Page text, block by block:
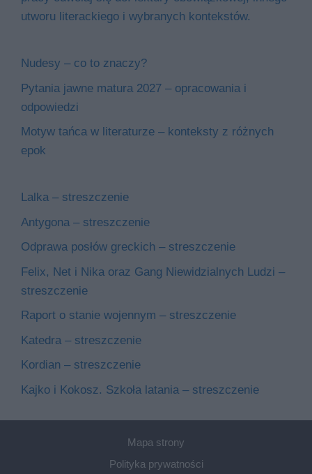
utworu literackiego i wybranych kontekstów.
Nudesy – co to znaczy?
Pytania jawne matura 2027 – opracowania i
odpowiedzi
Motyw tańca w literaturze – konteksty z różnych
epok
Lalka – streszczenie
Antygona – streszczenie
Odprawa posłów greckich – streszczenie
Felix, Net i Nika oraz Gang Niewidzialnych Ludzi –
streszczenie
Raport o stanie wojennym – streszczenie
Katedra – streszczenie
Kordian – streszczenie
Kajko i Kokosz. Szkoła latania – streszczenie
Mapa strony
Polityka prywatności